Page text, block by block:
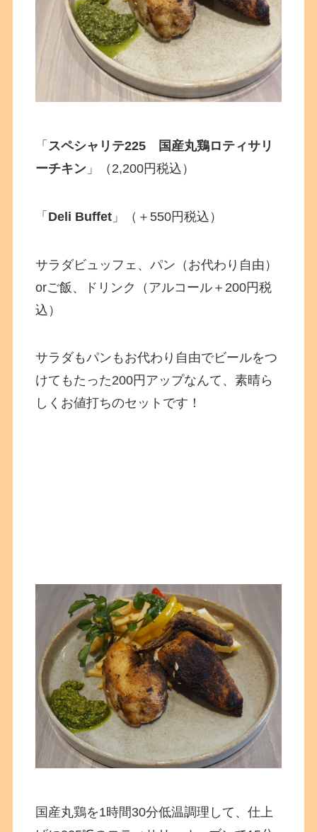
「 スペシャリテ225 国産丸鶏ロティサリ
ーチキン 」（2,200円税込）
「 Deli Buffet 」（＋550円税込）
サラダビュッフェ、パン（お代わり自由）
orご飯、ドリンク（アルコール＋200円税
込）
サラダもパンもお代わり自由でビールをつ
けてもたった200円アップなんて、素晴ら
しくお値打ちのセットです！
国産丸鶏を1時間30分低温調理して、仕上